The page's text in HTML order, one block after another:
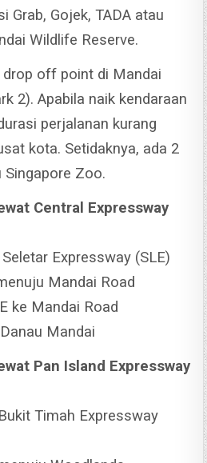
Grab, Gojek, TADA atau
Wildlife Reserve.
drop off point di Mandai
2).Apabila naik kendaraan
perjalanan kurang
kota. Setidaknya, ada 2
Zoo.
Central Expressway
Expressway (SLE)
Mandai Road
ke Mandai Road
Mandai
Pan Island Expressway
Timah Expressway